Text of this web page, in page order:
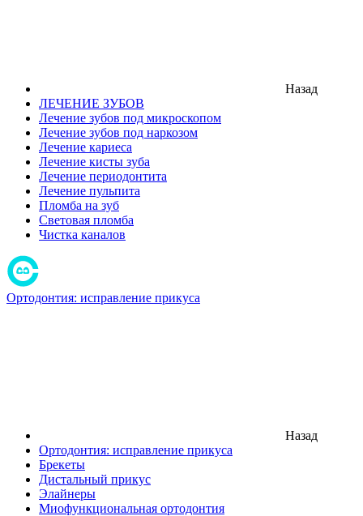
Назад
ЛЕЧЕНИЕ ЗУБОВ
Лечение зубов под микроскопом
Лечение зубов под наркозом
Лечение кариеса
Лечение кисты зуба
Лечение периодонтита
Лечение пульпита
Пломба на зуб
Световая пломба
Чистка каналов
Ортодонтия: исправление прикуса
Назад
Ортодонтия: исправление прикуса
Брекеты
Дистальный прикус
Элайнеры
Миофункциональная ортодонтия